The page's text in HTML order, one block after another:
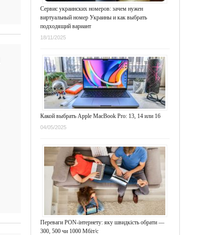
Сервис украинских номеров: зачем нужен
виртуальный номер Украины и как выбрать
подходящий вариант
18/11/2025
Какой выбрать Apple MacBook Pro: 13, 14 или 16
04/05/2025
Переваги PON-інтернету: яку швидкість обрати —
300, 500 чи 1000 Мбіт/с